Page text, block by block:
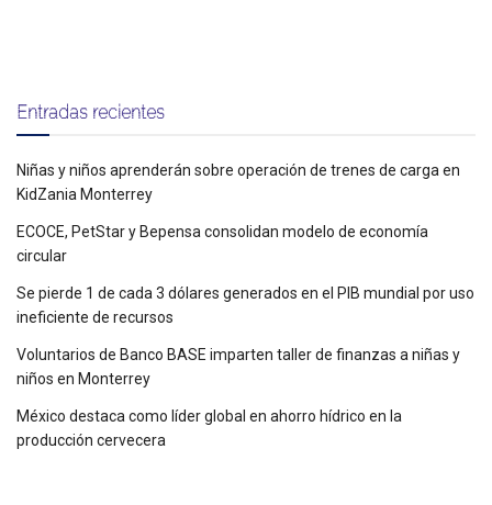
Entradas recientes
Niñas y niños aprenderán sobre operación de trenes de carga en
KidZania Monterrey
ECOCE, PetStar y Bepensa consolidan modelo de economía
circular
Se pierde 1 de cada 3 dólares generados en el PIB mundial por uso
ineficiente de recursos
Voluntarios de Banco BASE imparten taller de finanzas a niñas y
niños en Monterrey
México destaca como líder global en ahorro hídrico en la
producción cervecera